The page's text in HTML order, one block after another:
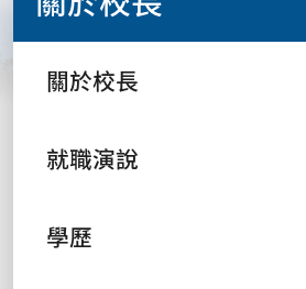
關於校長
就職演說
學歷